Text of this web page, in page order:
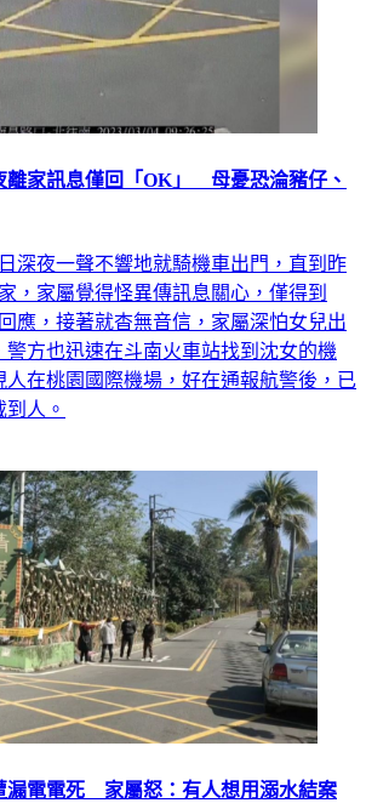
離家訊息僅回「OK」 母憂恐淪豬仔、
深夜一聲不響地就騎機車出門，直到昨
，家屬覺得怪異傳訊息關心，僅得到
應，接著就杳無音信，家屬深怕女兒出
警方也迅速在斗南火車站找到沈女的機
人在桃園國際機場，好在通報航警後，已
人。
漏電電死 家屬怒：有人想用溺水結案